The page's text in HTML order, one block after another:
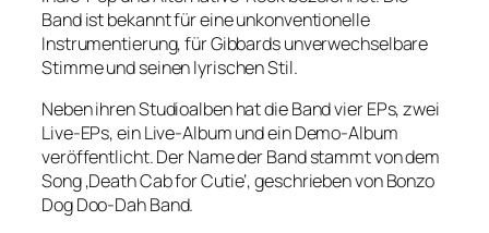
Band ist bekannt für eine unkonventionelle
Instrumentierung, für Gibbards unverwechselbare
Stimme und seinen lyrischen Stil.
Neben ihren Studioalben hat die Band vier EPs, zwei
Live-EPs, ein Live-Album und ein Demo-Album
veröffentlicht. Der Name der Band stammt von dem
Song ‚Death Cab for Cutie‘, geschrieben von Bonzo
Dog Doo-Dah Band.